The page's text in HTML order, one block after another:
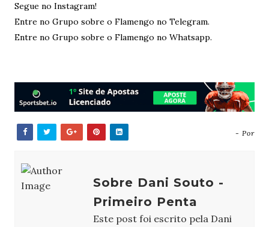
Segue no Instagram!
Entre no Grupo sobre o Flamengo no Telegram.
Entre no Grupo sobre o Flamengo no Whatsapp.
- Por
Sobre Dani Souto -
Primeiro Penta
Este post foi escrito pela Dani